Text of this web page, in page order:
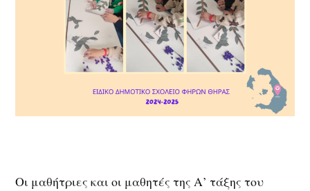
Οι μαθήτριες και οι μαθητές της Α’ τάξης του